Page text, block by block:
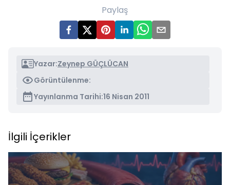
Paylaş
Yazar:Zeynep GÜÇLÜCAN
Görüntülenme:
Yayınlanma Tarihi:16 Nisan 2011
İlgili İçerikler